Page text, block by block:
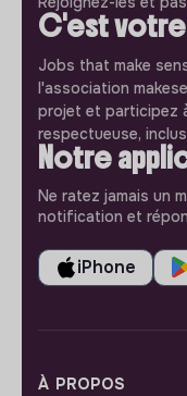
C'est
Jobs that make
l'association
projet et participez
respectueuse,
Notre
Ne ratez jamais un
notification et
iPhone
À PROPOS